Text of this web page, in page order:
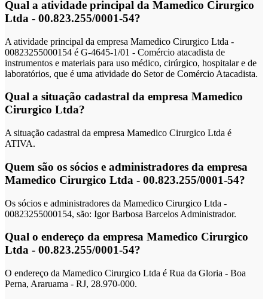
Qual a atividade principal da Mamedico Cirurgico
Ltda - 00.823.255/0001-54?
A atividade principal da empresa Mamedico Cirurgico Ltda -
00823255000154 é G-4645-1/01 - Comércio atacadista de
instrumentos e materiais para uso médico, cirúrgico, hospitalar e de
laboratórios, que é uma atividade do Setor de Comércio Atacadista.
Qual a situação cadastral da empresa Mamedico
Cirurgico Ltda?
A situação cadastral da empresa Mamedico Cirurgico Ltda é
ATIVA.
Quem são os sócios e administradores da empresa
Mamedico Cirurgico Ltda - 00.823.255/0001-54?
Os sócios e administradores da Mamedico Cirurgico Ltda -
00823255000154, são: Igor Barbosa Barcelos Administrador.
Qual o endereço da empresa Mamedico Cirurgico
Ltda - 00.823.255/0001-54?
O endereço da Mamedico Cirurgico Ltda é Rua da Gloria - Boa
Perna, Araruama - RJ, 28.970-000.